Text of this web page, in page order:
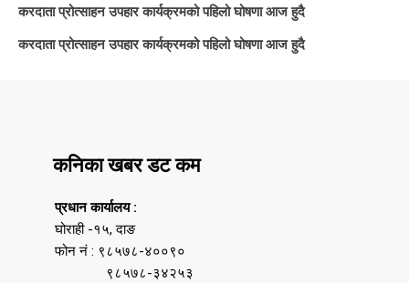
करदाता प्रोत्साहन उपहार कार्यक्रमको पहिलो घोषणा आज हुदै
करदाता प्रोत्साहन उपहार कार्यक्रमको पहिलो घोषणा आज हुदै
कनिका खबर डट कम
प्रधान कार्यालय :
घोराही -१५, दाङ
फोन नं : ९८५७८-४००९०
९८५७८-३४२५३